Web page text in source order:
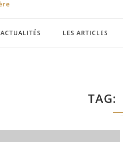
ACTUALITÉS LES ARTICLES
TAG